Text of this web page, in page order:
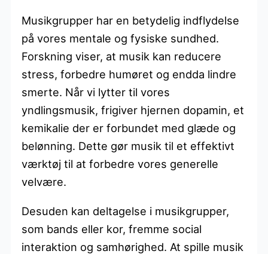
Musikgrupper har en betydelig indflydelse
på vores mentale og fysiske sundhed.
Forskning viser, at musik kan reducere
stress, forbedre humøret og endda lindre
smerte. Når vi lytter til vores
yndlingsmusik, frigiver hjernen dopamin, et
kemikalie der er forbundet med glæde og
belønning. Dette gør musik til et effektivt
værktøj til at forbedre vores generelle
velvære.
Desuden kan deltagelse i musikgrupper,
som bands eller kor, fremme social
interaktion og samhørighed. At spille musik